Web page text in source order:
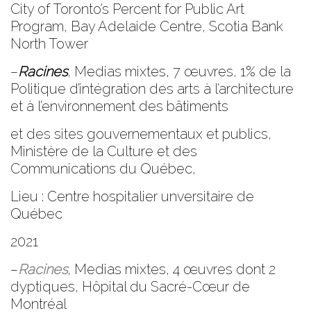
City of Toronto’s Percent for Public Art
Program, Bay Adelaide Centre, Scotia Bank
North Tower
–Racines, Medias mixtes, 7 œuvres, 1% de la
Politique d’intégration des arts à l’architecture
et à l’environnement des bâtiments
et des sites gouvernementaux et publics,
Ministère de la Culture et des
Communications du Québec,
Lieu : Centre hospitalier unversitaire de
Québec
2021
–Racines, Medias mixtes, 4 œuvres dont 2
dyptiques, Hôpital du Sacré-Cœur de
Montréal